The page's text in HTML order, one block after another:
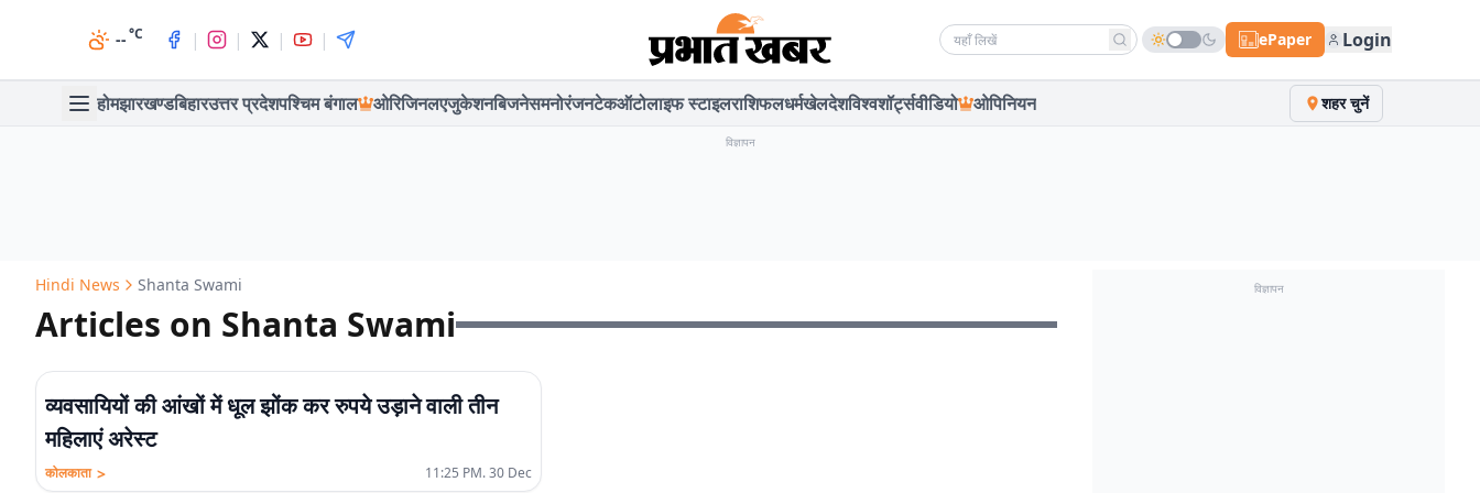
--°C | | | | Search news ePaper Login
होमझारखण्डबिहारउत्तर प्रदेशपश्चिम बंगाल ओरिजिनलएजुकेशनबिजनेसमनोरंजनटेकऑटोलाइफ स्टाइलराशिफलधर्मखेलदेशविश्वशॉर्ट्सवीडियो ओपिनियन शहर चुनें
विज्ञापन
Hindi News Shanta Swami
Articles on Shanta Swami
व्यवसायियों की आंखों में धूल झोंक कर रुपये उड़ाने वाली तीन
महिलाएं अरेस्ट
कोलकाता > 11:25 PM. 30 Dec
विज्ञापन